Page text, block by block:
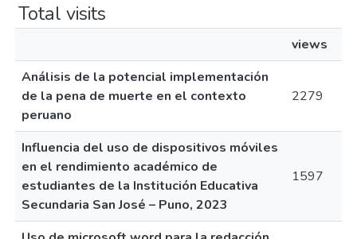
Total visits
views
Análisis de la potencial implementación
de la pena de muerte en el contexto
peruano
2279
Influencia del uso de dispositivos móviles
en el rendimiento académico de
estudiantes de la Institución Educativa
Secundaria San José – Puno, 2023
1597